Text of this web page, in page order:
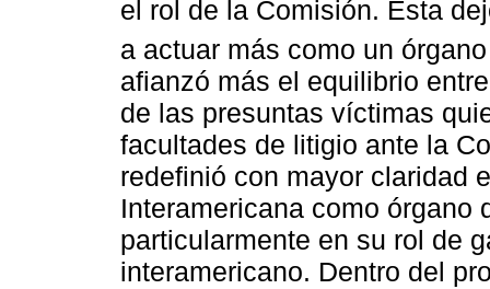
el rol de la Comisión. Ésta
a actuar más como un
afianzó más el equilibrio
de las presuntas víctimas
facultades de litigio ante la
redefinió con mayor claridad
Interamericana como órgano
particularmente en su rol de
interamericano. Dentro del